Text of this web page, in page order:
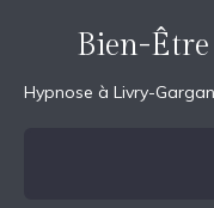
Bien-
Hypnose à Livry-